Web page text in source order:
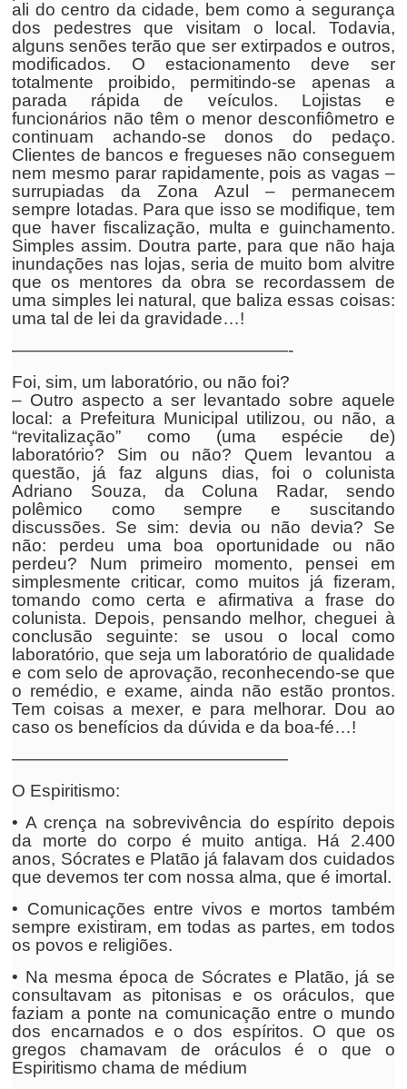
ali do centro da cidade, bem como a segurança
dos pedestres que visitam o local. Todavia,
alguns senões terão que ser extirpados e outros,
modificados. O estacionamento deve ser
totalmente proibido, permitindo-se apenas a
parada rápida de veículos. Lojistas e
funcionários não têm o menor desconfiômetro e
continuam achando-se donos do pedaço.
Clientes de bancos e fregueses não conseguem
nem mesmo parar rapidamente, pois as vagas –
surrupiadas da Zona Azul – permanecem
sempre lotadas. Para que isso se modifique, tem
que haver fiscalização, multa e guinchamento.
Simples assim. Doutra parte, para que não haja
inundações nas lojas, seria de muito bom alvitre
que os mentores da obra se recordassem de
uma simples lei natural, que baliza essas coisas:
uma tal de lei da gravidade…!
————————————————-
Foi, sim, um laboratório, ou não foi?
– Outro aspecto a ser levantado sobre aquele
local: a Prefeitura Municipal utilizou, ou não, a
“revitalização” como (uma espécie de)
laboratório? Sim ou não? Quem levantou a
questão, já faz alguns dias, foi o colunista
Adriano Souza, da Coluna Radar, sendo
polêmico como sempre e suscitando
discussões. Se sim: devia ou não devia? Se
não: perdeu uma boa oportunidade ou não
perdeu? Num primeiro momento, pensei em
simplesmente criticar, como muitos já fizeram,
tomando como certa e afirmativa a frase do
colunista. Depois, pensando melhor, cheguei à
conclusão seguinte: se usou o local como
laboratório, que seja um laboratório de qualidade
e com selo de aprovação, reconhecendo-se que
o remédio, e exame, ainda não estão prontos.
Tem coisas a mexer, e para melhorar. Dou ao
caso os benefícios da dúvida e da boa-fé…!
————————————————
O Espiritismo:
• A crença na sobrevivência do espírito depois
da morte do corpo é muito antiga. Há 2.400
anos, Sócrates e Platão já falavam dos cuidados
que devemos ter com nossa alma, que é imortal.
• Comunicações entre vivos e mortos também
sempre existiram, em todas as partes, em todos
os povos e religiões.
• Na mesma época de Sócrates e Platão, já se
consultavam as pitonisas e os oráculos, que
faziam a ponte na comunicação entre o mundo
dos encarnados e o dos espíritos. O que os
gregos chamavam de oráculos é o que o
Espiritismo chama de médium